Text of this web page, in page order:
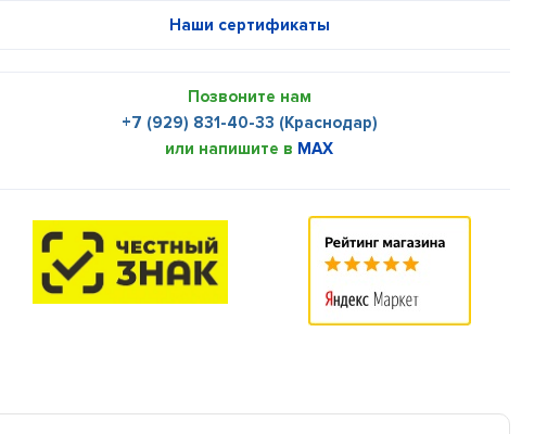
Наши сертификаты
Позвоните нам
+7 (929) 831-40-33 (Краснодар)
или напишите в MAX